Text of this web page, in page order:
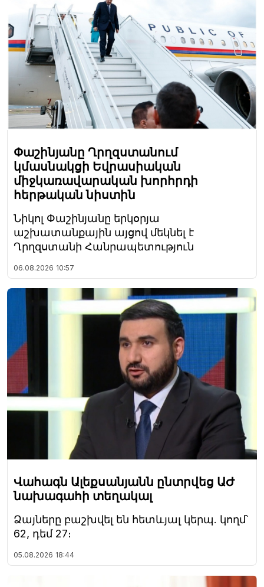
Փաշինյանը Ղրղզստանում
կմասնակցի Եվրասիական
միջկառավարական խորհրդի
հերթական նիստին
Նիկոլ Փաշինյանը երկօրյա
աշխատանքային այցով մեկնել է
Ղրղզստանի Հանրապետություն
06.08.2026 10:57
Վահագն Ալեքսանյանն ընտրվեց ԱԺ
նախագահի տեղակալ
Ձայները բաշխվել են հետևյալ կերպ. կողմ՝
62, դեմ 27։
05.08.2026 18:44